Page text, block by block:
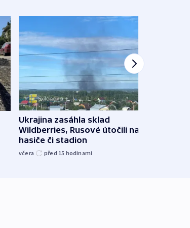
Ukrajina zasáhla sklad
Wildberries, Rusové útočili na trh,
hasiče či stadion
včera před 15 hodinami